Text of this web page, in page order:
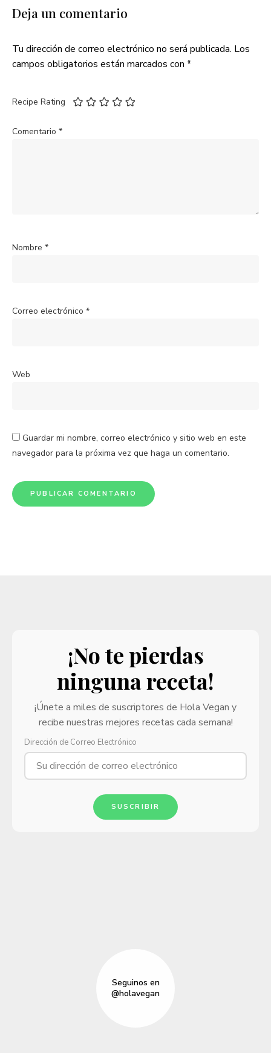
Deja un comentario
Tu dirección de correo electrónico no será publicada. Los
campos obligatorios están marcados con *
Recipe Rating
Comentario *
Nombre *
Correo electrónico *
Web
Guardar mi nombre, correo electrónico y sitio web en este
navegador para la próxima vez que haga un comentario.
¡No te pierdas
ninguna receta!
¡Únete a miles de suscriptores de Hola Vegan y
recibe nuestras mejores recetas cada semana!
Dirección de Correo Electrónico
SUSCRIBIR
Seguinos en
@holavegan